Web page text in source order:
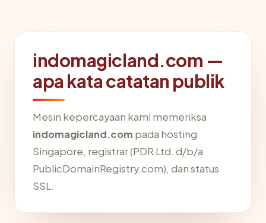
indomagicland.com —
apa kata catatan publik
Mesin kepercayaan kami memeriksa
indomagicland.com pada hosting
Singapore, registrar (PDR Ltd. d/b/a
PublicDomainRegistry.com), dan status
SSL.